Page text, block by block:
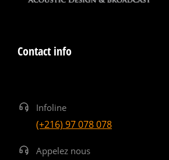
Contact info
Infoline
(+216) 97 078 078
Appelez nous